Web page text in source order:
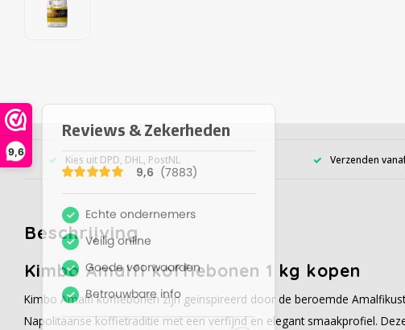
9,6
Kies uit DPD, DHL, PostNL Verzenden
Beschrijving
Kimbo Amalfi koffiebonen 1 kg kopen
Kimbo Amalfi koffiebonen zijn geïnspireerd door de beroemde
Napolitaanse koffietraditie met een verfijnd en elegant smaakprofiel.